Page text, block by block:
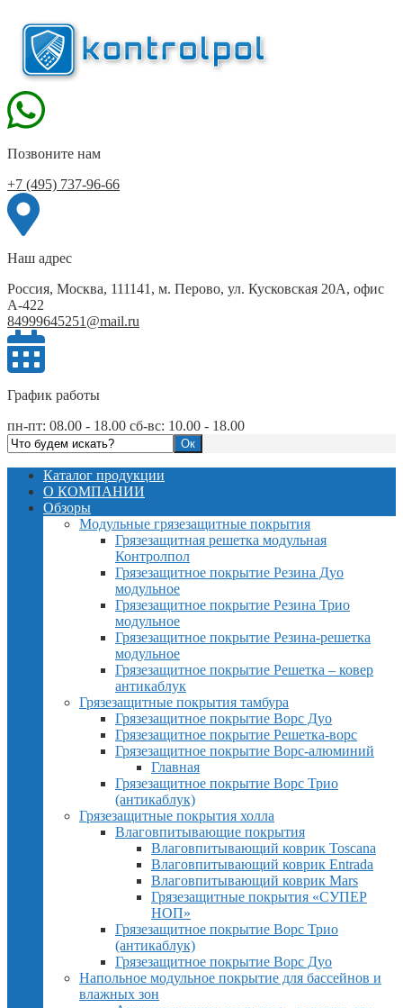
Позвоните нам
+7 (495) 737-96-66
Наш адрес
Россия, Москва, 111141, м. Перово, ул. Кусковская 20А, офис
А-422
84999645251@mail.ru
График работы
пн-пт: 08.00 - 18.00 сб-вс: 10.00 - 18.00
Каталог продукции
О КОМПАНИИ
Обзоры
Модульные грязезащитные покрытия
Грязезащитная решетка модульная
Контролпол
Грязезащитное покрытие Резина Дуо
модульное
Грязезащитное покрытие Резина Трио
модульное
Грязезащитное покрытие Резина-решетка
модульное
Грязезащитное покрытие Решетка – ковер
антикаблук
Грязезащитные покрытия тамбура
Грязезащитное покрытие Ворс Дуо
Грязезащитное покрытие Решетка-ворс
Грязезащитное покрытие Ворс-алюминий
Главная
Грязезащитное покрытие Ворс Трио
(антикаблук)
Грязезащитные покрытия холла
Влаговпитывающие покрытия
Влаговпитывающий коврик Toscana
Влаговпитывающий коврик Entrada
Влаговпитывающий коврик Mars
Грязезащитные покрытия «СУПЕР
НОП»
Грязезащитное покрытие Ворс Трио
(антикаблук)
Грязезащитное покрытие Ворс Дуо
Напольное модульное покрытие для бассейнов и
влажных зон